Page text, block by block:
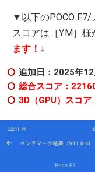
▼以下のPOCO F7/
スコアは［Y.M］様
ます！ ↓
追加日：2025年12
総合スコア：
3D（GPU）スコ